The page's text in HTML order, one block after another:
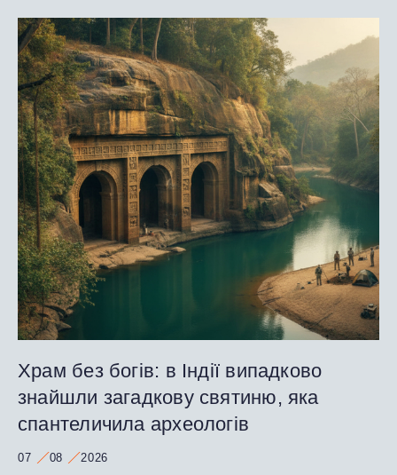
Храм без богів: в Індії випадково
знайшли загадкову святиню, яка
спантеличила археологів
07 08 2026